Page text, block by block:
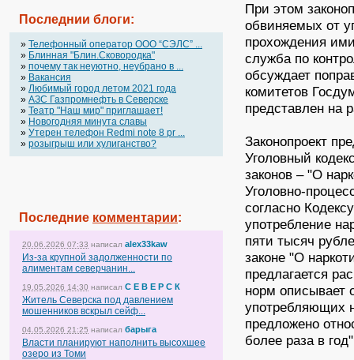
Последнии блоги:
» Телефонный оператор OOO “СЭЛС” ...
» Блинная "Блин.Сковородка"
» почему так неуютно, неубрано в ...
» Вакансия
» Любимый город летом 2021 года
» АЗС Газпромнефть в Северске
» Театр "Наш мир" приглашает!
» Новогодняя минута славы
» Утерен телефон Redmi note 8 pr ...
» розыгрыш или хулиганство?
Последние комментарии:
20.06.2026 07:33 написал alex33kaw
Из-за крупной задолженности по
алиментам северчанин...
19.05.2026 14:30 написал С Е В Е Р С К
Житель Северска под давлением
мошенников вскрыл сейф...
04.05.2026 21:25 написал барыга
Власти планируют наполнить высохшее
озеро из Томи
При этом
обвиняемых от
прохождения
служба по
обсуждает
комитетов
представлен на
Законопроект
Уголовный
законов – "О
Уголовно-
согласно
употребление
пяти тысяч
законе "О
предлагается
норм описывает
употребляющих
предложено
более раза в